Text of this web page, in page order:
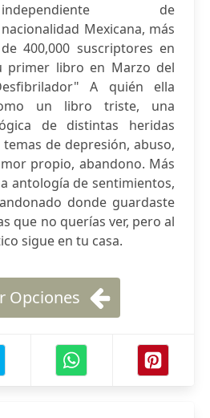
independiente de
nacionalidad Mexicana, más
de 400,000 suscriptores en
primer libro en Marzo del
A quién ella
un libro triste, una
de distintas heridas
de depresión, abuso,
propio, abandono. Más
antología de sentimientos,
donde guardaste
que no querías ver, pero al
sigue en tu casa.
Opciones